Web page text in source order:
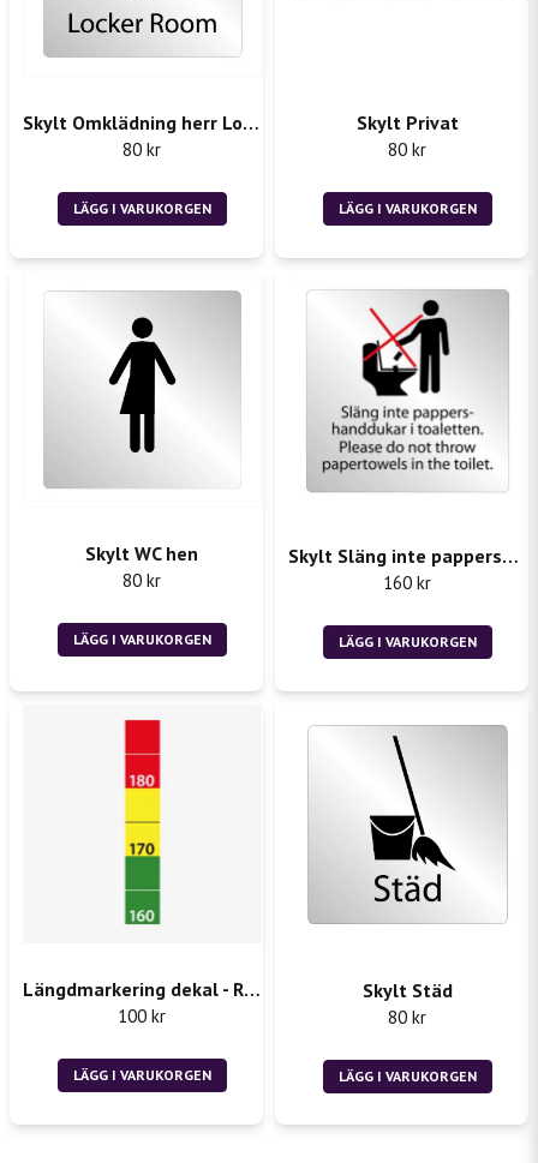
Skicka fråga
Skylt Omklädning herr Locker Room
80 kr
LÄGG I VARUKORGEN
Skylt Privat
80 kr
LÄGG I VARUKORGEN
Skylt WC hen
80 kr
LÄGG I VARUKORGEN
Skylt Släng inte pappershanddukar i toaletten
160 kr
LÄGG I VARUKORGEN
Längdmarkering dekal - Rån 2st 50x300mm
100 kr
LÄGG I VARUKORGEN
Skylt Städ
80 kr
LÄGG I VARUKORGEN